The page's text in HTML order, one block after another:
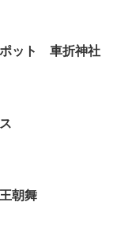
ット 車折神社
朝舞